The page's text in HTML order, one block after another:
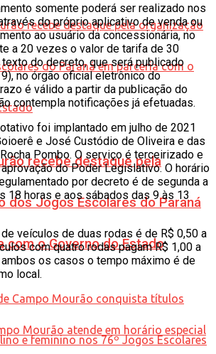
recebe destaque pela
dos Jogos Escolares do Paraná
com o Governo do Estado
somente poderá ser realizado nos
do próprio aplicativo de venda ou
ao usuário da concessionária, no
a 20 vezes o valor de tarifa de 30
do decreto, que será publicado
no órgão oficial eletrônico do
é válido a partir da publicação do
contempla notificações já efetuadas.
foi implantado em julho de 2021
e José Custódio de Oliveira e das
Pombo. O serviço é terceirizado e
do Poder Legislativo. O horário
por decreto é de segunda a
18 horas e aos sábados das 9 às 13
veículos de duas rodas é de R$ 0,50 a
com quatro rodas pagam R$ 1,00 a
ambos os casos o tempo máximo é de
local.